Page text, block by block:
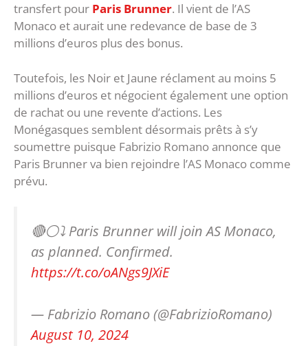
transfert pour Paris Brunner. Il vient de l’AS
Monaco et aurait une redevance de base de 3
millions d’euros plus des bonus.
Toutefois, les Noir et Jaune réclament au moins 5
millions d’euros et négocient également une option
de rachat ou une revente d’actions. Les
Monégasques semblent désormais prêts à s’y
soumettre puisque Fabrizio Romano annonce que
Paris Brunner va bien rejoindre l’AS Monaco comme
prévu.
🔴⚪️⤵️ Paris Brunner will join AS Monaco,
as planned. Confirmed.
https://t.co/oANgs9JXiE
— Fabrizio Romano (@FabrizioRomano)
August 10, 2024